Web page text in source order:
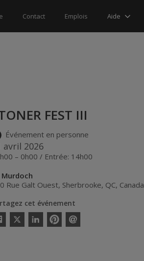
Contact Emplois Aide
FEST III
Événement en personne
avril 2026
– 0h00 / Entrée: 14h00
Murdoch
Rue Galt Ouest, Sherbrooke, QC, Canada
cet événement
Twitter
LinkedinPinterestEnvoyer